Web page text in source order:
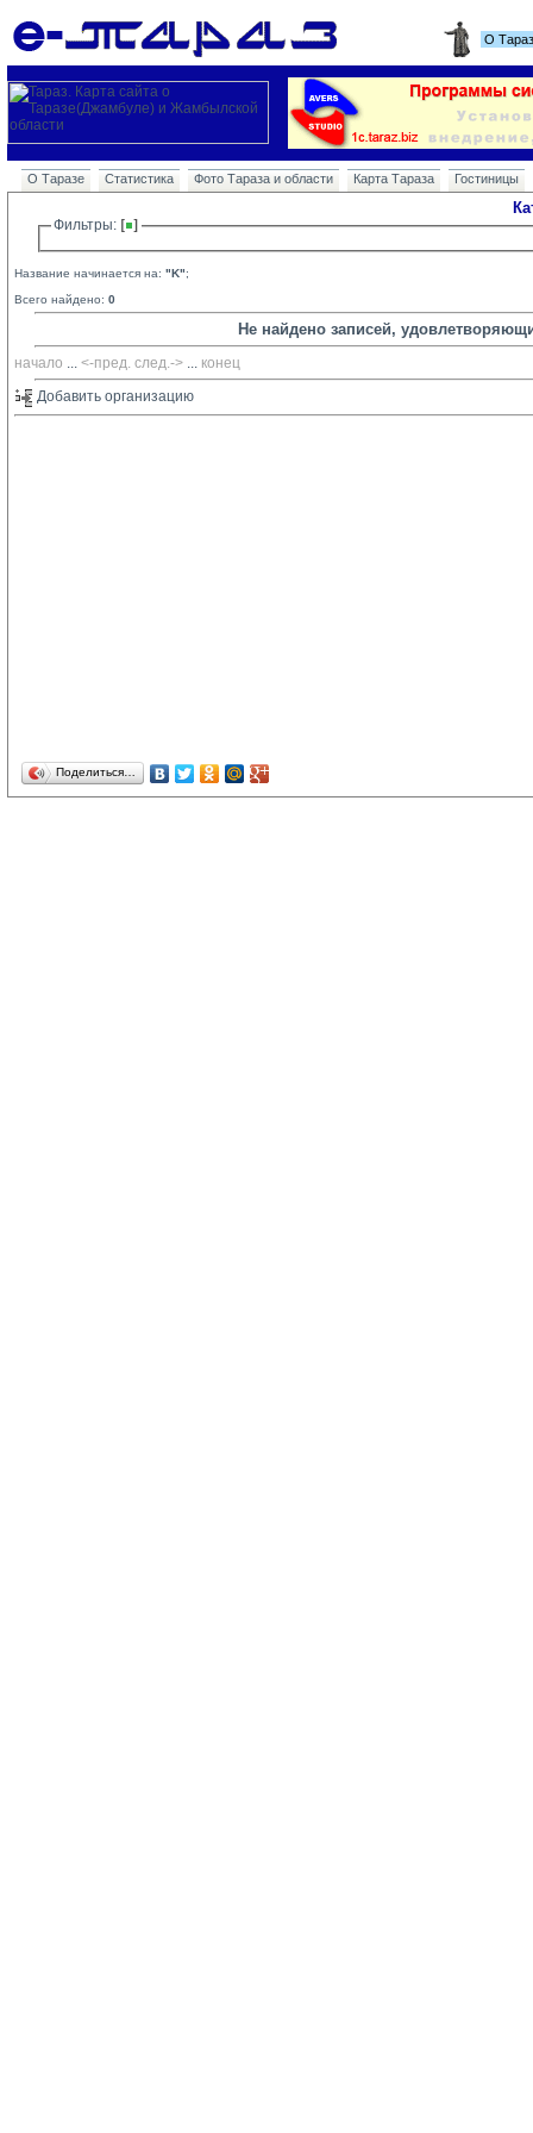
О
О Таразе Статистика Фото Тараза и области Карта Тараза Гостиницы
Фильтры:
Название начинается на: "K";
Всего найдено: 0
Не найдено записей,
начало ... <-пред. след.-> ... конец
Добавить организацию
Поделиться…